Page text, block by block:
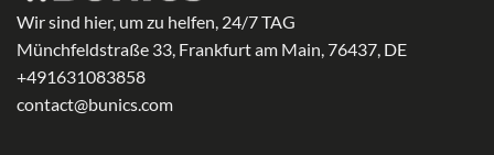
Wir sind hier, um zu helfen, 24/7 TAG
Münchfeldstraße 33, Frankfurt am Main, 76437, DE
+491631083858
contact@bunics.com